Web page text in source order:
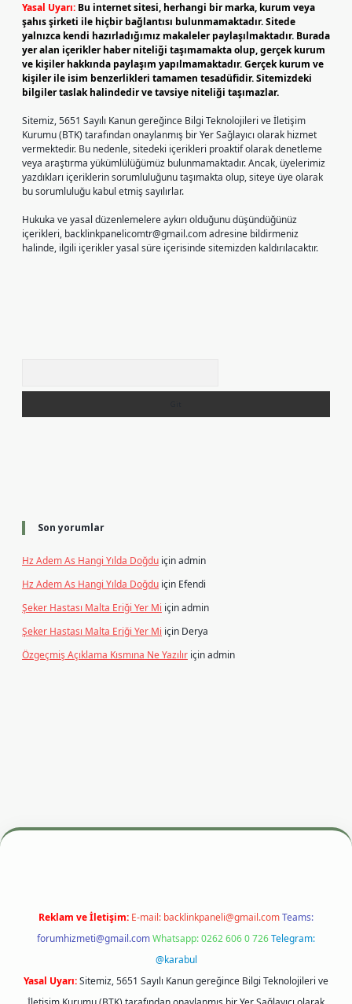
Yasal Uyarı: Bu internet sitesi, herhangi bir marka, kurum veya
şahıs şirketi ile hiçbir bağlantısı bulunmamaktadır. Sitede
yalnızca kendi hazırladığımız makaleler paylaşılmaktadır. Burada
yer alan içerikler haber niteliği taşımamakta olup, gerçek kurum
ve kişiler hakkında paylaşım yapılmamaktadır. Gerçek kurum ve
kişiler ile isim benzerlikleri tamamen tesadüfidir. Sitemizdeki
bilgiler taslak halindedir ve tavsiye niteliği taşımazlar.
Sitemiz, 5651 Sayılı Kanun gereğince Bilgi Teknolojileri ve İletişim
Kurumu (BTK) tarafından onaylanmış bir Yer Sağlayıcı olarak hizmet
vermektedir. Bu nedenle, sitedeki içerikleri proaktif olarak denetleme
veya araştırma yükümlülüğümüz bulunmamaktadır. Ancak, üyelerimiz
yazdıkları içeriklerin sorumluluğunu taşımakta olup, siteye üye olarak
bu sorumluluğu kabul etmiş sayılırlar.
Hukuka ve yasal düzenlemelere aykırı olduğunu düşündüğünüz
içerikleri, backlinkpanelicomtr@gmail.comadresine bildirmeniz
halinde, ilgili içerikler yasal süre içerisinde sitemizden kaldırılacaktır.
Son yorumlar
Hz Adem As Hangi Yılda Doğdu içinadmin
Hz Adem As Hangi Yılda Doğdu için Efendi
Şeker Hastası Malta Eriği Yer Mi içinadmin
Şeker Hastası Malta Eriği Yer Mi için Derya
Özgeçmiş Açıklama Kısmına Ne Yazılır içinadmin
betexper.xyzm elexbet
Reklam ve İletişim: E-mail: backlinkpaneli@gmail.comTeams:
forumhizmeti@gmail.comWhatsapp: 0262 606 0 726Telegram:
@karabul
Yasal Uyarı:Sitemiz, 5651 Sayılı Kanun gereğince Bilgi Teknolojileri ve